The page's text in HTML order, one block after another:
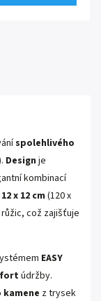
spolehlivého
Design je
kombinací
12 x 12 cm (120 x
což zajišťuje
EASY
údržby.
z trysek